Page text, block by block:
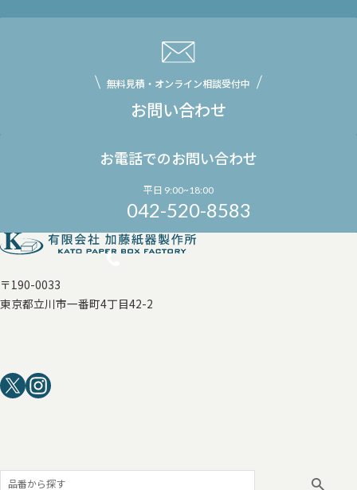
無料見積・オンライン相談受付中
お問い合わせ
お電話でのお問い合わせ
平日 9:00~18:00
042-520-8583
〒190-0033
東京都立川市一番町4丁目42-2